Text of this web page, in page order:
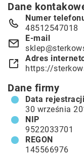
Dane
Numer
48512547018
E-mail
Adres
https://
Dane firmy
Data
30 września
NIP
9522033701
REGON
145566976